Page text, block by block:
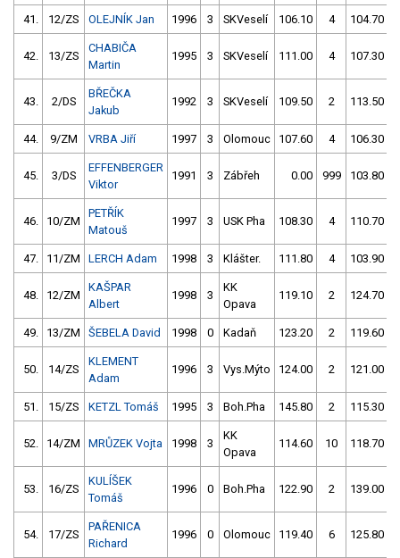
41. 12/ZS OLEJNÍK Jan 1996 3 SKVeselí 106.10 4 104.70
42. 13/ZS
CHABIČA
Martin
1995 3 SKVeselí 111.00 4 107.30
43. 2/DS
BŘEČKA
Jakub
1992 3 SKVeselí 109.50 2 113.50
44. 9/ZM VRBA Jiří 1997 3 Olomouc 107.60 4 106.30
45. 3/DS
EFFENBERGER
Viktor
1991 3 Zábřeh 0.00 999 103.80
46. 10/ZM
PETŘÍK
Matouš
1997 3 USK Pha 108.30 4 110.70
47. 11/ZM LERCH Adam 1998 3 Klášter. 111.80 4 103.90
48. 12/ZM
KAŠPAR
Albert
1998 3
KK
Opava
119.10 2 124.70
49. 13/ZM ŠEBELA David 1998 0 Kadaň 123.20 2 119.60
50. 14/ZS
KLEMENT
Adam
1996 3 Vys.Mýto 124.00 2 121.00
51. 15/ZS KETZL Tomáš 1995 3 Boh.Pha 145.80 2 115.30
52. 14/ZM MRŮZEK Vojta 1998 3
KK
Opava
114.60 10 118.70
53. 16/ZS
KULÍŠEK
Tomáš
1996 0 Boh.Pha 122.90 2 139.00
54. 17/ZS
PAŘENICA
Richard
1996 0 Olomouc 119.40 6 125.80